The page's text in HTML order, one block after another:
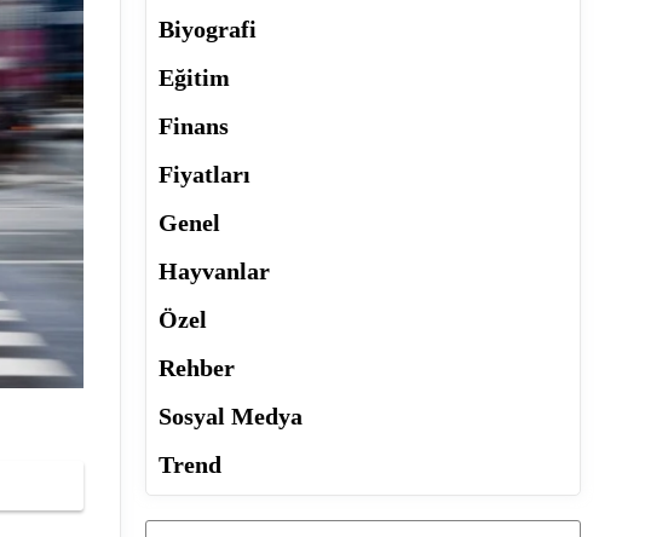
Biyografi
Eğitim
Finans
Fiyatları
Genel
Hayvanlar
Özel
Rehber
Sosyal Medya
Trend